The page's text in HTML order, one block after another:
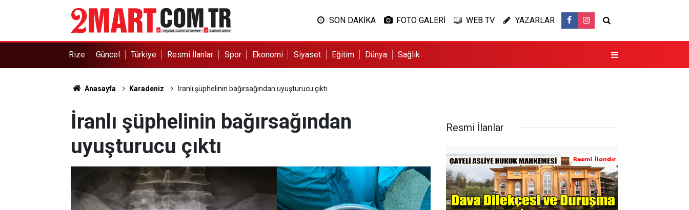
SON DAKİKA FOTO GALERİ WEB TV YAZARLAR
Rize Güncel Türkiye Resmi İlanlar Spor Ekonomi Siyaset Eğitim Dünya Sağlık
Anasayfa Karadeniz İranlı şüphelinin bağırsağından uyuşturucu çıktı
İranlı şüphelinin bağırsağından
uyuşturucu çıktı
Resmi İlanlar